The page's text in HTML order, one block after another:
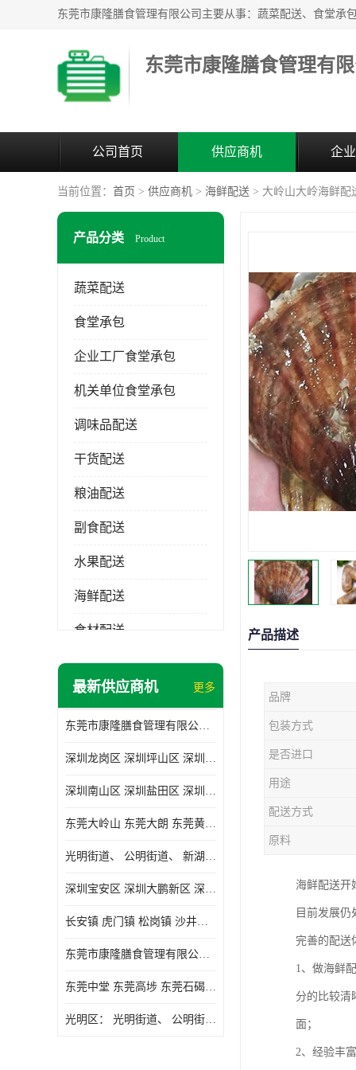
东莞市康隆膳食管理有
公司首页 供应商机 企
当前位置： 首页 > 供应商机 > 海鲜配送 > 大岭山大岭海鲜配
产品分类 Product
蔬菜配送
食堂承包
企业工厂食堂承包
机关单位食堂承包
调味品配送
干货配送
粮油配送
副食配送
水果配送
海鲜配送
食材配送
最新供应商机 更多
东莞市康隆膳食管理有限公司主要经营蔬菜配送 东莞食堂承包 光明蔬菜配送 深圳市食堂承包 深圳市蔬菜配送等业务 欢迎咨询了解
深圳龙岗区 深圳坪山区 深圳光明区 深圳龙华区
深圳南山区 深圳盐田区 深圳福田区 深圳罗湖区 深圳龙岗区
东莞大岭山 东莞大朗 东莞黄江 东莞樟木头 蔬菜配送
光明街道、 公明街道、 新湖街道、
深圳宝安区 深圳大鹏新区 深圳特别合作区
长安镇 虎门镇 松岗镇 沙井镇 公明镇 莞城街道 南城街道 东城街道 万江街道 石碣镇 石龙镇 茶山镇 石排镇 企石镇 横沥镇
东莞市康隆膳食管理有限公司 长安蔬菜配送 虎门蔬菜配送 大岭山蔬菜配送
东莞中堂 东莞高埗 东莞石碣 东莞望牛墩 东莞洪梅 东莞道滘 东莞石龙镇 东莞石排镇
光明区： 光明街道、 公明街道、 新湖街道、 凤凰街道、 玉塘街道、 马田街道
产品描述
品牌
包装方式
是否进口
用途
配送方式
原料
海鲜配送开
目前发展
完善的配送
1、做海鲜
分的比较清
面；
2、经验丰